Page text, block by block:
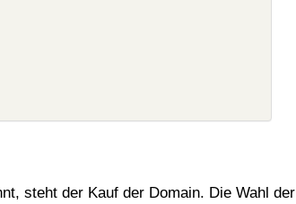
steht der Kauf der Domain. Die Wahl der